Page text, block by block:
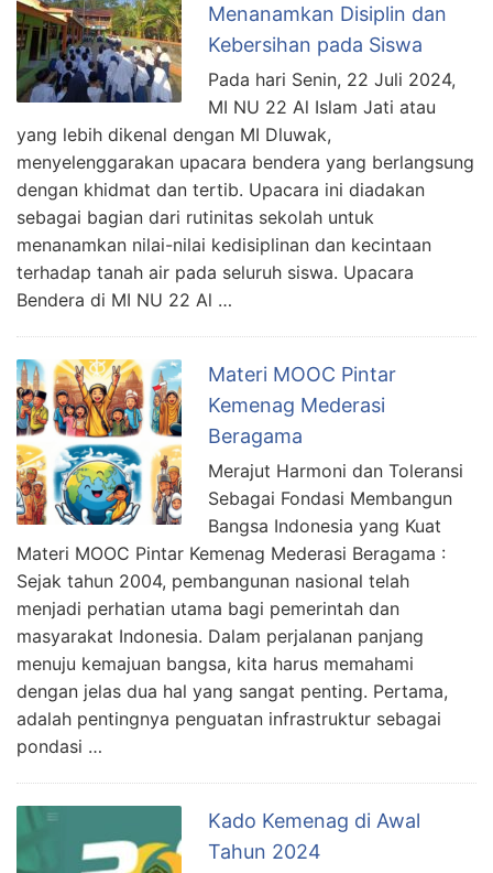
Menanamkan Disiplin dan
Kebersihan pada Siswa
Pada hari Senin, 22 Juli 2024,
MI NU 22 Al Islam Jati atau
yang lebih dikenal dengan MI Dluwak,
menyelenggarakan upacara bendera yang berlangsung
dengan khidmat dan tertib. Upacara ini diadakan
sebagai bagian dari rutinitas sekolah untuk
menanamkan nilai-nilai kedisiplinan dan kecintaan
terhadap tanah air pada seluruh siswa. Upacara
Bendera di MI NU 22 Al …
Materi MOOC Pintar
Kemenag Mederasi
Beragama
Merajut Harmoni dan Toleransi
Sebagai Fondasi Membangun
Bangsa Indonesia yang Kuat
Materi MOOC Pintar Kemenag Mederasi Beragama :
Sejak tahun 2004, pembangunan nasional telah
menjadi perhatian utama bagi pemerintah dan
masyarakat Indonesia. Dalam perjalanan panjang
menuju kemajuan bangsa, kita harus memahami
dengan jelas dua hal yang sangat penting. Pertama,
adalah pentingnya penguatan infrastruktur sebagai
pondasi …
Kado Kemenag di Awal
Tahun 2024